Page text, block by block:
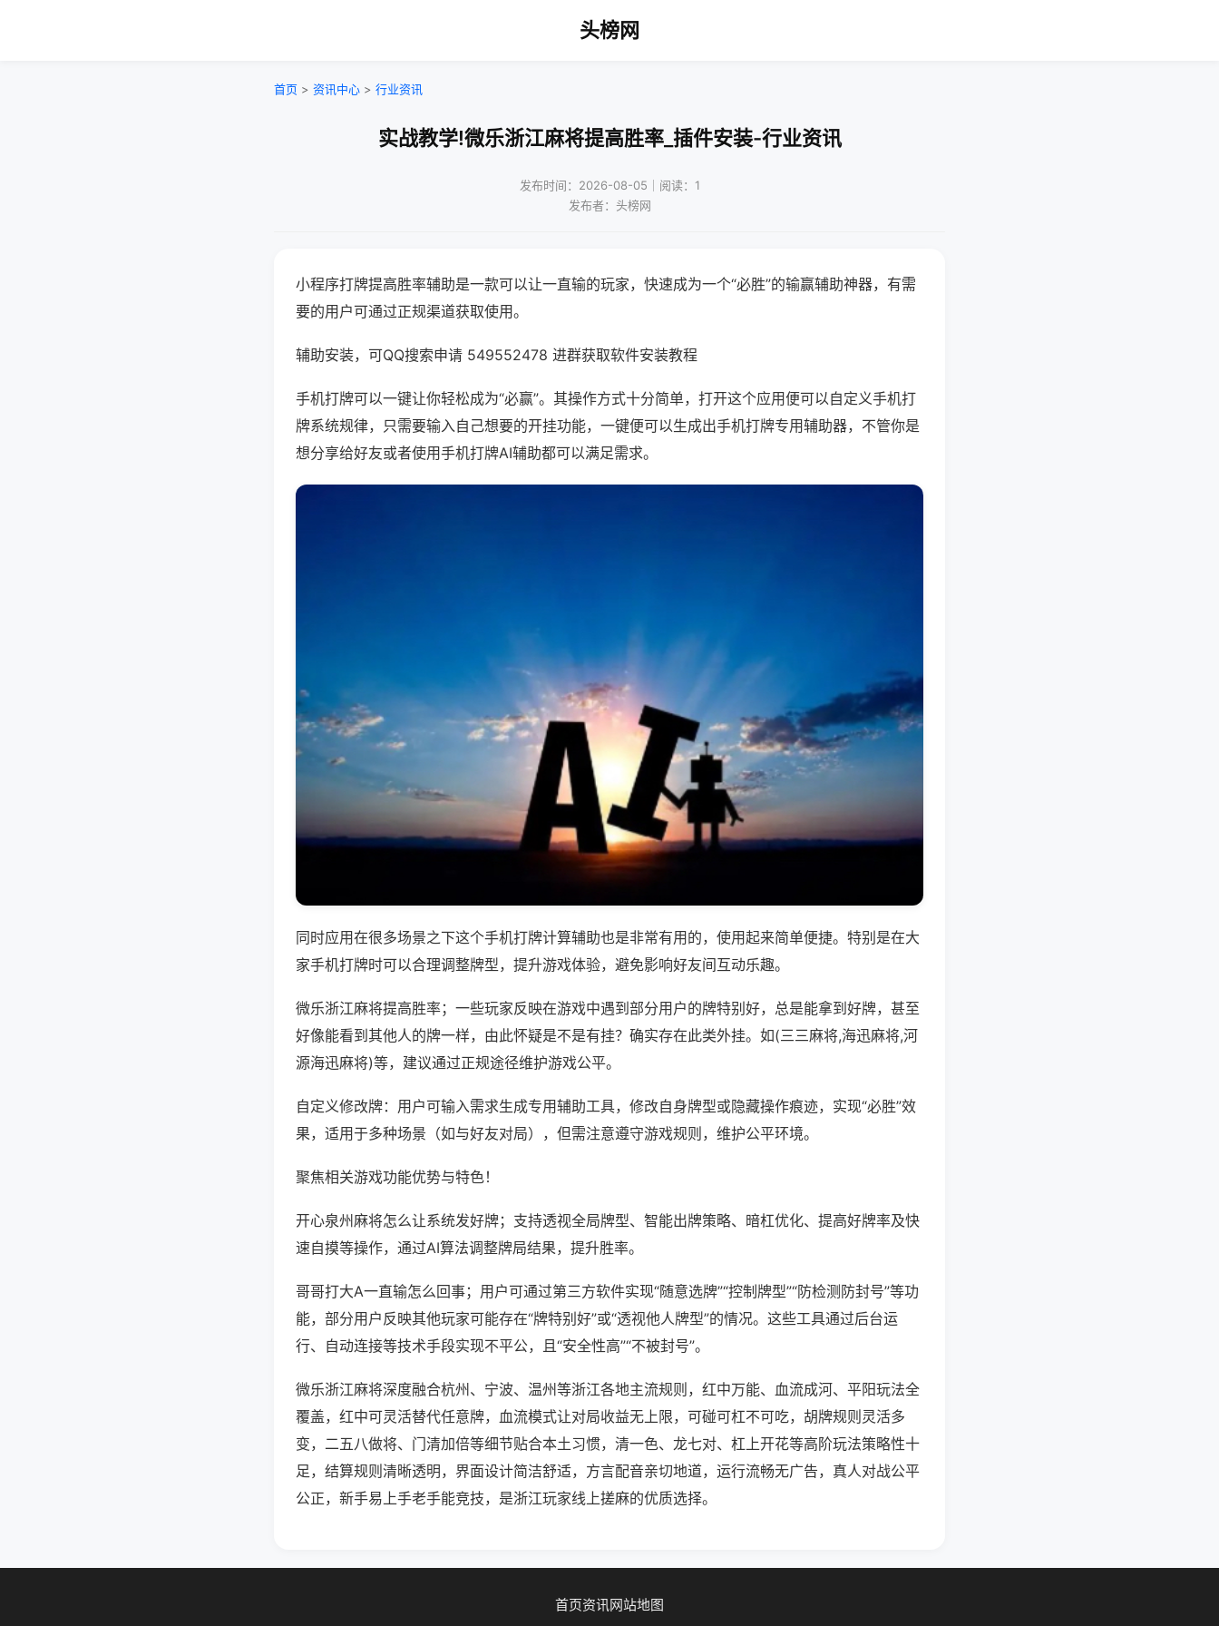
头榜网
首页 > 资讯中心 > 行业资讯
实战教学!微乐浙江麻将提高胜率_插件安装-行业资讯
发布时间：2026-08-05｜阅读：1
发布者：头榜网
小程序打牌提高胜率辅助是一款可以让一直输的玩家，快速成为一个“必胜”的输赢辅助神器，有需
要的用户可通过正规渠道获取使用。
辅助安装，可QQ搜索申请 549552478 进群获取软件安装教程
手机打牌可以一键让你轻松成为“必赢”。其操作方式十分简单，打开这个应用便可以自定义手机打
牌系统规律，只需要输入自己想要的开挂功能，一键便可以生成出手机打牌专用辅助器，不管你是
想分享给好友或者使用手机打牌AI辅助都可以满足需求。
同时应用在很多场景之下这个手机打牌计算辅助也是非常有用的，使用起来简单便捷。特别是在大
家手机打牌时可以合理调整牌型，提升游戏体验，避免影响好友间互动乐趣。
微乐浙江麻将提高胜率；一些玩家反映在游戏中遇到部分用户的牌特别好，总是能拿到好牌，甚至
好像能看到其他人的牌一样，由此怀疑是不是有挂？确实存在此类外挂。如(三三麻将,海迅麻将,河
源海迅麻将)等，建议通过正规途径维护游戏公平。
自定义修改牌：用户可输入需求生成专用辅助工具，修改自身牌型或隐藏操作痕迹，实现“必胜”效
果，适用于多种场景（如与好友对局），但需注意遵守游戏规则，维护公平环境。
聚焦相关游戏功能优势与特色！
开心泉州麻将怎么让系统发好牌；支持透视全局牌型、智能出牌策略、暗杠优化、提高好牌率及快
速自摸等操作，通过AI算法调整牌局结果，提升胜率。
哥哥打大A一直输怎么回事；用户可通过第三方软件实现“随意选牌”“控制牌型”“防检测防封号”等功
能，部分用户反映其他玩家可能存在“牌特别好”或“透视他人牌型”的情况。这些工具通过后台运
行、自动连接等技术手段实现不平公，且“安全性高”“不被封号”。
微乐浙江麻将深度融合杭州、宁波、温州等浙江各地主流规则，红中万能、血流成河、平阳玩法全
覆盖，红中可灵活替代任意牌，血流模式让对局收益无上限，可碰可杠不可吃，胡牌规则灵活多
变，二五八做将、门清加倍等细节贴合本土习惯，清一色、龙七对、杠上开花等高阶玩法策略性十
足，结算规则清晰透明，界面设计简洁舒适，方言配音亲切地道，运行流畅无广告，真人对战公平
公正，新手易上手老手能竞技，是浙江玩家线上搓麻的优质选择。
首页资讯网站地图